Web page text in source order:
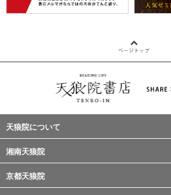
天狼院について
湘南天狼院
京都天狼院